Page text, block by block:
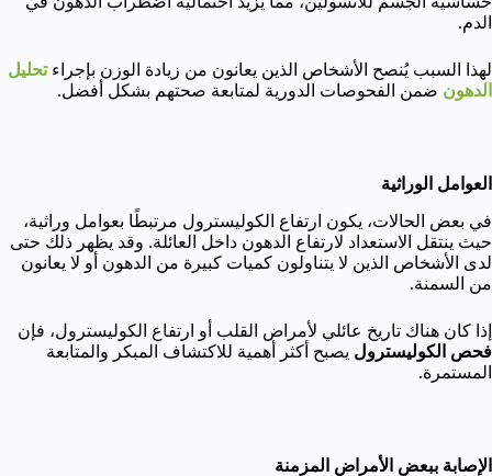
الدم.
لهذا السبب يُنصح الأشخاص الذين يعانون من زيادة الوزن بإجراءتحليل
الدهون ضمن الفحوصات الدورية لمتابعة صحتهم بشكل أفضل.
العوامل الوراثية
في بعض الحالات، يكون ارتفاع الكوليسترول مرتبطًا بعوامل وراثية،
حيث ينتقل الاستعداد لارتفاع الدهون داخل العائلة. وقد يظهر ذلك حتى
لدى الأشخاص الذين لا يتناولون كميات كبيرة من الدهون أو لا يعانون
من السمنة.
إذا كان هناك تاريخ عائلي لأمراض القلب أو ارتفاع الكوليسترول، فإن
فحص الكوليسترول يصبح أكثر أهمية للاكتشاف المبكر والمتابعة
المستمرة.
الإصابة ببعض الأمراض المزمنة